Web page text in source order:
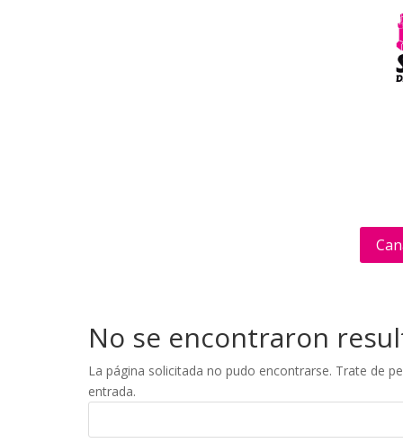
No se encontraron
La página solicitada no pudo encontrarse. Trate de
entrada.